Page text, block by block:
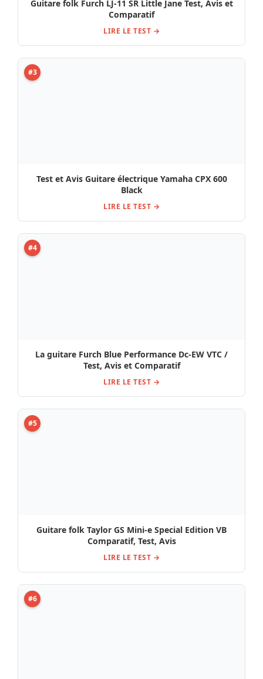
Guitare folk Furch LJ-11 SR Little Jane Test, Avis et
Comparatif
LIRE LE TEST →
#3
Test et Avis Guitare électrique Yamaha CPX 600
Black
LIRE LE TEST →
#4
La guitare Furch Blue Performance Dc-EW VTC /
Test, Avis et Comparatif
LIRE LE TEST →
#5
Guitare folk Taylor GS Mini-e Special Edition VB
Comparatif, Test, Avis
LIRE LE TEST →
#6